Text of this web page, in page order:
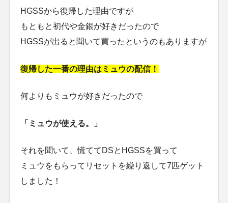
HGSSから復帰した理由ですが
もともと初代や金銀が好きだったので
HGSSが出ると聞いて買ったというのもありますが
復帰した一番の理由はミュウの配信！
何よりもミュウが好きだったので
「ミュウが使える。」
それを聞いて、慌ててDSとHGSSを買って
ミュウをもらってリセットを繰り返して7匹ゲット
しました！